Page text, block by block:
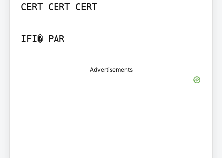
CERT CERT CERT
IFI� PAR
Advertisements